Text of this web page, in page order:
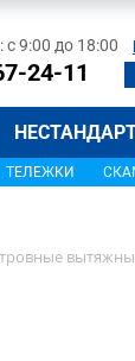
9:00 до 18:00
24-11
ТЕЛЕЖКИ